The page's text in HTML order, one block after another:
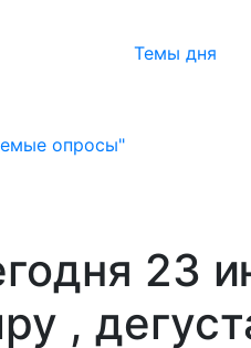
Темы дня
опросы"
23
,